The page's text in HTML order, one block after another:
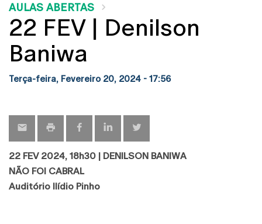
AULAS ABERTAS
22 FEV | Denilson
Baniwa
Terça-feira, Fevereiro 20, 2024 - 17:56
22 FEV 2024, 18h30 | DENILSON BANIWA
NÃO FOI CABRAL
Auditório Ilídio Pinho